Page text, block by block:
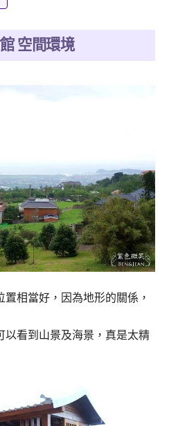
空間環境
相當好，因為地形的關係，
以看到山景及海景，真是太精